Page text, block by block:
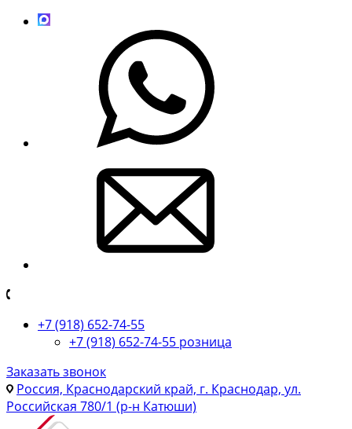
+7 (918) 652-74-55
+7 (918) 652-74-55 розница
Заказать звонок
Россия, Краснодарский край, г. Краснодар, ул.
Российская 780/1 (р-н Катюши)